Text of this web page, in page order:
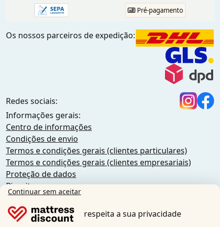
Pré-pagamento
Os nossos parceiros de expedição:
Redes sociais:
Informações gerais:
Centro de informações
Condições de envio
Termos e condições gerais (clientes particulares)
Termos e condições gerais (clientes empresariais)
Proteção de dados
Biscoitos
Política de cancelamento
Impressão
Rescindir o contrato
Continuar sem aceitar
respeita a sua privacidade